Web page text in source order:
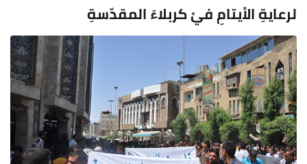
لرعايةِ الأيتامِ فيْ كربلاءَ المقدّسةِ